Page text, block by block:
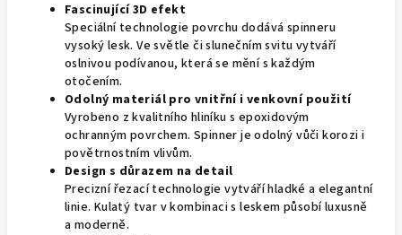
Fascinující 3D efekt
Speciální technologie povrchu dodává spinneru
vysoký lesk. Ve světle či slunečním svitu vytváří
oslnivou podívanou, která se mění s každým
otočením.
Odolný materiál pro vnitřní i venkovní použití
Vyrobeno z kvalitního hliníku s epoxidovým
ochranným povrchem. Spinner je odolný vůči korozi i
povětrnostním vlivům.
Design s důrazem na detail
Precizní řezací technologie vytváří hladké a elegantní
linie. Kulatý tvar v kombinaci s leskem působí luxusně
a moderně.